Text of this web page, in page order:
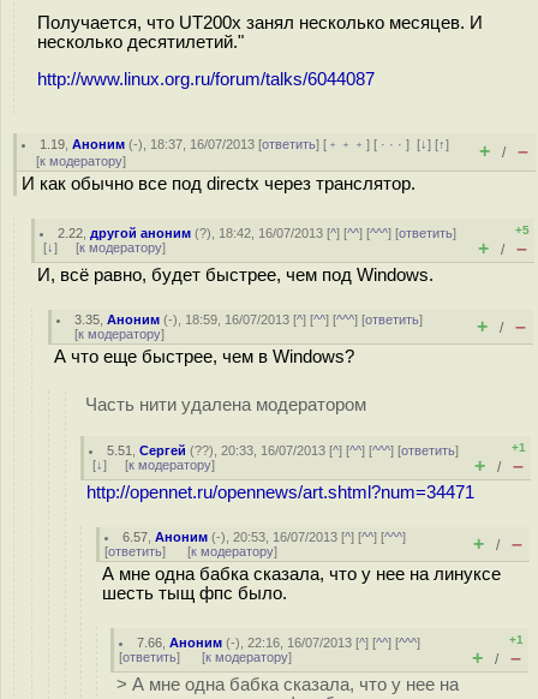
Получается, что UT200x занял несколько месяцев. И
несколько десятилетий."
http://www.linux.org.ru/forum/talks/6044087
1.19 ,Аноним (-), 18:37, 16/07/2013 [ответить] [ ﹢﹢﹢] [ · · ·][↓] [↑]
[к модератору] + / –
И как обычно все под directx через транслятор.
2.22 другой аноним (?), 18:42, 16/07/2013 [^] [^^] [^^^] [ответить]
[↓] [к модератору]
+5
+ / –
И, всё равно, будет быстрее, чем под Windows.
3.35 ,Аноним (-), 18:59, 16/07/2013 [^] [^^] [^^^] [ответить]
[к модератору] + / –
А что еще быстрее, чем в Windows?
Часть нити удалена модератором
5.51 ,Сергей (??), 20:33, 16/07/2013 [^] [^^] [^^^] [ответить]
[↓] [к модератору]
+1
+ / –
http://opennet.ru/opennews/art.shtml?num=34471
6.57 ,Аноним (-), 20:53, 16/07/2013 [^] [^^] [^^^]
[ответить] [к модератору] + / –
А мне одна бабка сказала, что у нее на линуксе
шесть тыщ фпс было.
7.66 ,Аноним (-), 22:16, 16/07/2013 [^] [^^] [^^^]
[ответить] [к модератору]
+1
+ / –
> А мне одна бабка сказала, что у нее на